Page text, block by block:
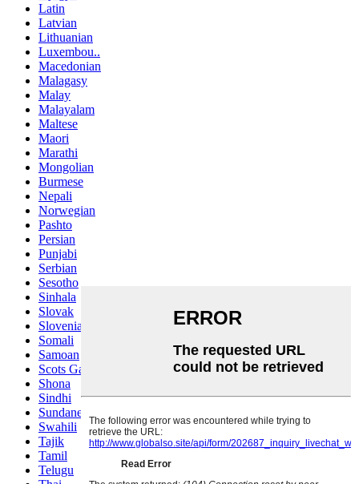
Latin
Latvian
Lithuanian
Luxembou..
Macedonian
Malagasy
Malay
Malayalam
Maltese
Maori
Marathi
Mongolian
Burmese
Nepali
Norwegian
Pashto
Persian
Punjabi
Serbian
Sesotho
Sinhala
Slovak
Slovenian
Somali
Samoan
Scots Gaelic
Shona
Sindhi
Sundanese
Swahili
Tajik
Tamil
Telugu